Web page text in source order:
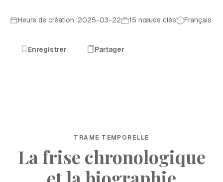
Heure de création :2025-03-22 15 nœuds clés Français
Enregistrer Partager
TRAME TEMPORELLE
La frise chronologique